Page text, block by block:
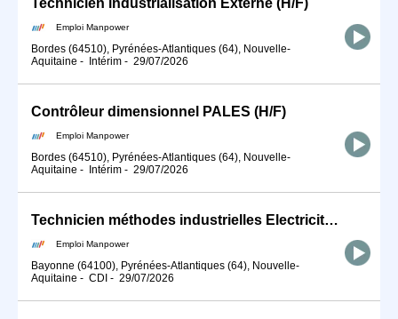
Technicien industrialisation Externe (H/F)
Emploi Manpower
Bordes (64510), Pyrénées-Atlantiques (64), Nouvelle-
Aquitaine - Intérim - 29/07/2026
Contrôleur dimensionnel PALES (H/F)
Emploi Manpower
Bordes (64510), Pyrénées-Atlantiques (64), Nouvelle-
Aquitaine - Intérim - 29/07/2026
Technicien méthodes industrielles Electricité industrielle Electrotech (H/F)
Emploi Manpower
Bayonne (64100), Pyrénées-Atlantiques (64), Nouvelle-
Aquitaine - CDI - 29/07/2026